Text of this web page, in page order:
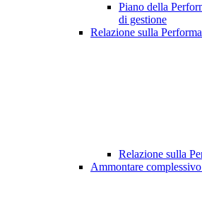
Piano della
di gestione
Relazione sulla
Relazione sulla
Ammontare